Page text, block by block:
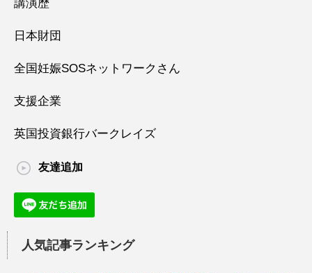
講演歴
日本財団
全国妊娠SOSネットワークさん
支援企業
英国投資銀行バークレイズ
友達追加
人気記事ランキング